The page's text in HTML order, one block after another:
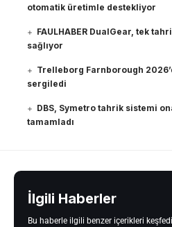
otomatik üretimle destekliyor
FAULHABER DualGear, tek
sağlıyor
Trelleborg Farnborough
sergiledi
DBS, Symetro tahrik sistemi
tamamladı
İlgili Haberler
Bu haberle ilgili benzer içerikleri